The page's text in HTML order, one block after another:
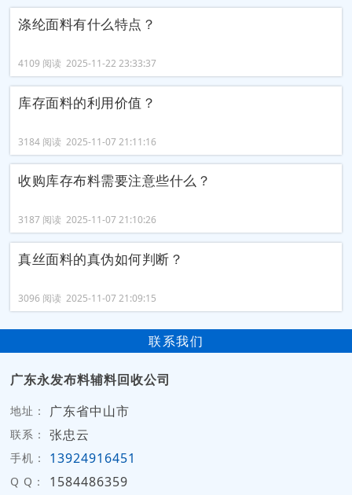
涤纶面料有什么特点？
4109 阅读 2025-11-22 23:33:37
库存面料的利用价值？
3184 阅读 2025-11-07 21:11:16
收购库存布料需要注意些什么？
3187 阅读 2025-11-07 21:10:26
真丝面料的真伪如何判断？
3096 阅读 2025-11-07 21:09:15
联系我们
广东永发布料辅料回收公司
地址： 广东省中山市
联系： 张忠云
手机： 13924916451
Q Q： 1584486359